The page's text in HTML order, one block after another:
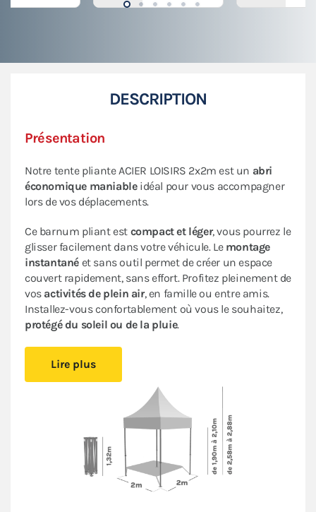
DESCRIPTION
Présentation
Notre tente pliante ACIER LOISIRS 2x2m est un abri
économique maniable idéal pour vous accompagner
lors de vos déplacements.
Ce barnum pliant est compact et léger, vous pourrez le
glisser facilement dans votre véhicule. Le montage
instantané et sans outil permet de créer un espace
couvert rapidement, sans effort. Profitez pleinement de
vos activités de plein air, en famille ou entre amis.
Installez-vous confortablement où vous le souhaitez,
protégé du soleil ou de la pluie.
armature en acier avec peinture anti-corrosion
assurentfiabilité et durabilité
pour une utilisation
Cette tente ACIER LOISIRS bénéficie d’un
excellent
rapport qualité/prix: c’est un abri pliant de bonne
facture très pratique à unprix abordable .
(composé de 2 murs avec fenêtre, 1
Lire plus